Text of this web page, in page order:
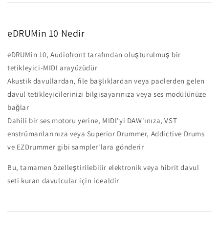
eDRUMin 10 Nedir
eDRUMin 10, Audiofront tarafından oluşturulmuş bir
tetikleyici-MIDI arayüzüdür
Akustik davullardan, file başlıklardan veya padlerden gelen
davul tetikleyicilerinizi bilgisayarınıza veya ses modülünüze
bağlar
Dahili bir ses motoru yerine, MIDI'yi DAW'ınıza, VST
enstrümanlarınıza veya Superior Drummer, Addictive Drums
ve EZDrummer gibi sampler'lara gönderir
Bu, tamamen özelleştirilebilir elektronik veya hibrit davul
seti kuran davulcular için idealdir